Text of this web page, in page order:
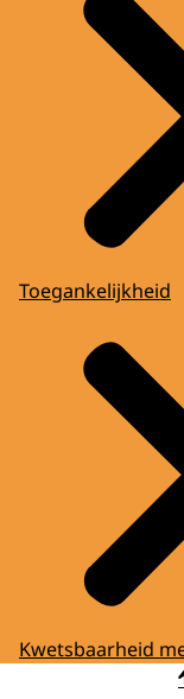
Toegankelijkheid
Kwetsbaarheid